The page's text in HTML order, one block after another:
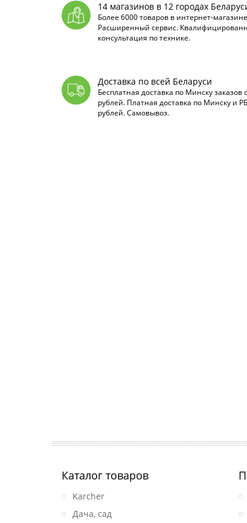
14 магазинов в 12 городах
Более 6000 товаров в интернет-
Расширенный сервис.
консультация по технике.
Доставка по всей Беларуси
Бесплатная доставка по Минску заказов
рублей. Платная доставка по Минску и
рублей. Самовывоз.
Каталог товаров
Karcher
Дача, сад